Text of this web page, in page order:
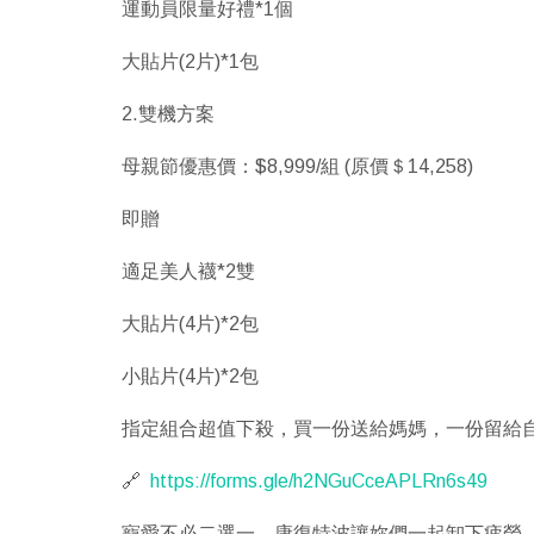
運動員限量好禮*1個
大貼片(2片)*1包
2.雙機方案
母親節優惠價：$8,999/組 (原價＄14,258)
即贈
適足美人襪*2雙
大貼片(4片)*2包
小貼片(4片)*2包
指定組合超值下殺，買一份送給媽媽，一份留給
🔗 https://forms.gle/h2NGuCceAPLRn6s49